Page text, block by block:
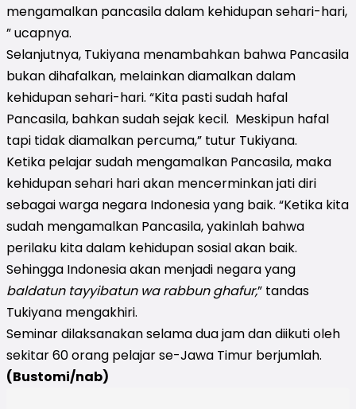
mengamalkan pancasila dalam kehidupan sehari-hari,
” ucapnya.
Selanjutnya, Tukiyana menambahkan bahwa Pancasila
bukan dihafalkan, melainkan diamalkan dalam
kehidupan sehari-hari. “Kita pasti sudah hafal
Pancasila, bahkan sudah sejak kecil. Meskipun hafal
tapi tidak diamalkan percuma,” tutur Tukiyana.
Ketika pelajar sudah mengamalkan Pancasila, maka
kehidupan sehari hari akan mencerminkan jati diri
sebagai warga negara Indonesia yang baik. “Ketika kita
sudah mengamalkan Pancasila, yakinlah bahwa
perilaku kita dalam kehidupan sosial akan baik.
Sehingga Indonesia akan menjadi negara yang
baldatun tayyibatun wa rabbun ghafur,” tandas
Tukiyana mengakhiri.
Seminar dilaksanakan selama dua jam dan diikuti oleh
sekitar 60 orang pelajar se-Jawa Timur berjumlah.
(Bustomi/nab)